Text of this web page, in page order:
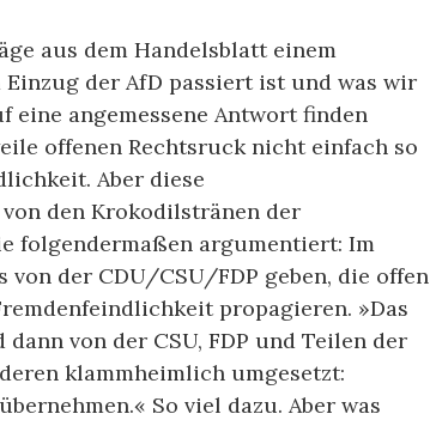
aus dem Handelsblatt einem
der AfD passiert ist und was wir
eine angemessene Antwort finden
offenen Rechtsruck nicht einfach so
Aber diese
den Krokodilstränen der
folgendermaßen argumentiert: Im
der CDU/CSU/FDP geben, die offen
propagieren. »Das
von der CSU, FDP und Teilen der
klammheimlich umgesetzt:
So viel dazu. Aber was